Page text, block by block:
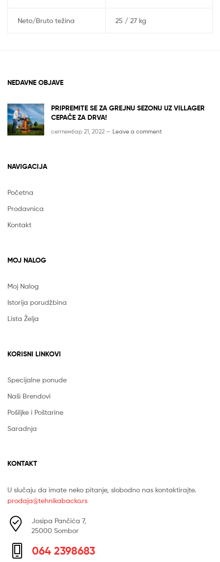
Neto/Bruto težina 25 / 27 kg
NEDAVNE OBJAVE
PRIPREMITE SE ZA GREJNU SEZONU UZ VILLAGER
CEPAČE ZA DRVA!
септембар 21, 2022 — Leave a comment
NAVIGACIJA
Početna
Prodavnica
Kontakt
MOJ NALOG
Moj Nalog
Istorija porudžbina
Lista Želja
KORISNI LINKOVI
Specijalne ponude
Naši Brendovi
Pošiljke i Poštarine
Saradnja
KONTAKT
U slučaju da imate neko pitanje, slobodno nas kontaktirajte.
prodaja@tehnikabacko.rs
Josipa Pančića 7,
25000 Sombor
064 2398683